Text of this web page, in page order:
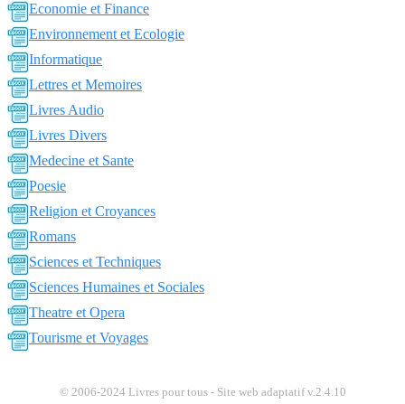
Economie et Finance
Environnement et Ecologie
Informatique
Lettres et Memoires
Livres Audio
Livres Divers
Medecine et Sante
Poesie
Religion et Croyances
Romans
Sciences et Techniques
Sciences Humaines et Sociales
Theatre et Opera
Tourisme et Voyages
© 2006-2024 Livres pour tous - Site web adaptatif v.2.4.10